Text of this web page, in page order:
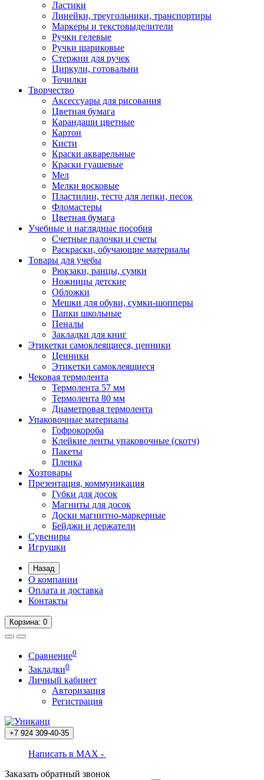
Ластики
Линейки, треугольники, транспортиры
Маркеры и текстовыделители
Ручки гелевые
Ручки шариковые
Стержни для ручек
Циркули, готовальни
Точилки
Творчество
Аксессуары для рисования
Цветная бумага
Карандаши цветные
Картон
Кисти
Краски акварельные
Краски гуашевые
Мел
Мелки восковые
Пластилин, тесто для лепки, песок
Фломастеры
Цветная бумага
Учебные и наглядные пособия
Счетные палочки и счеты
Раскраски, обучающие материалы
Товары для учебы
Рюкзаки, ранцы, сумки
Ножницы детские
Обложки
Мешки для обуви, сумки-шопперы
Папки школьные
Пеналы
Закладки для книг
Этикетки самоклеящиеся, ценники
Ценники
Этикетки самоклеящиеся
Чековая термолента
Термолента 57 мм
Термолента 80 мм
Диаметровая термолента
Упаковочные материалы
Гофрокороба
Клейкие ленты упаковочные (скотч)
Пакеты
Пленка
Хозтовары
Презентация, коммуникация
Губки для досок
Магниты для досок
Доски магнитно-маркерные
Бейджи и держатели
Сувениры
Игрушки
Назад
О компании
Оплата и доставка
Контакты
Корзина: 0
Сравнение0
Закладки0
Личный кабинет
Авторизация
Регистрация
+7 924 309-40-35
Написать в MAX -
Заказать обратный звонок